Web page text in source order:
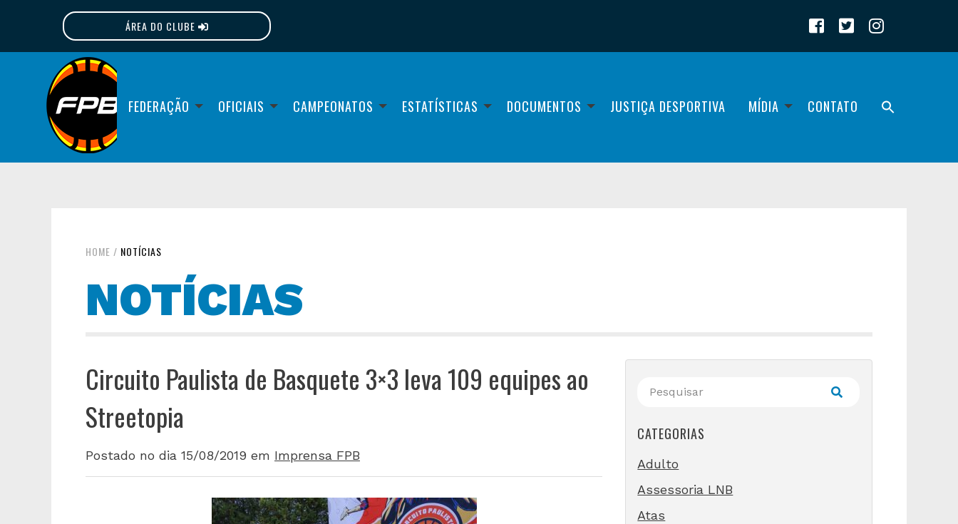
ÁREA DO CLUBE
FEDERAÇÃO OFICIAIS CAMPEONATOS ESTATÍSTICAS DOCUMENTOS JUSTIÇA DESPORTIVA MÍDIA CONTATO
HOME / NOTÍCIAS
NOTÍCIAS
Circuito Paulista de Basquete 3×3 leva 109 equipes ao
Streetopia
Postado no dia 15/08/2019 em Imprensa FPB
CATEGORIAS
Adulto
Assessoria LNB
Atas